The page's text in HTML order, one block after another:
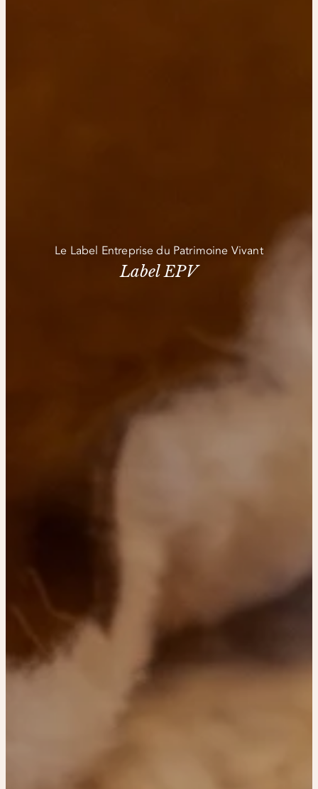
Le Label Entreprise du Patrimoine Vivant
Label EPV